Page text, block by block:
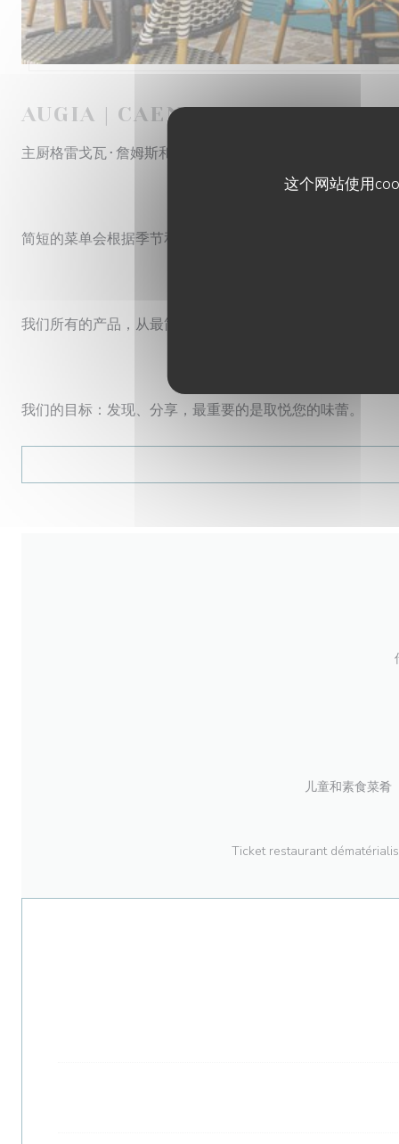
这个网站使用
AUGIA | CAEN
主厨格雷戈瓦·詹姆斯和AUGIA团队以一种源自大地和海
简短的菜单会根据季节和抵达情况而变化，午餐时间将
我们所有的产品，从最简单的到最精致的，均从当地供应
我们的目标：发现、分享，最重要的是取悦您的味蕾。
儿童和素食菜肴
Ticket restaurant